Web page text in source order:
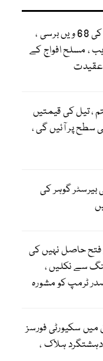
میجر طفیل شہید کی 68 ویں برسی ،
، مسلح افواج کے
عقیدت
، تیل کی قیمتیں
سطح پر آئیں گی ،
بیرسٹر گوہر کی
حاصل نہیں کی
سے نکلیں ،
ٹرمپ کو مشورہ
میں سکیورٹی فورسز
کی کارروائیاں ، 10دہشتگرد ہلاک ،